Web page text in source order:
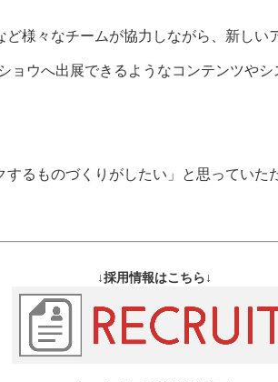
様々なチームが協力しながら、新しい
ョウへ出展できるようなコンテンツや
るものづくりがしたい」と思っていた
↓採用情報はこちら↓